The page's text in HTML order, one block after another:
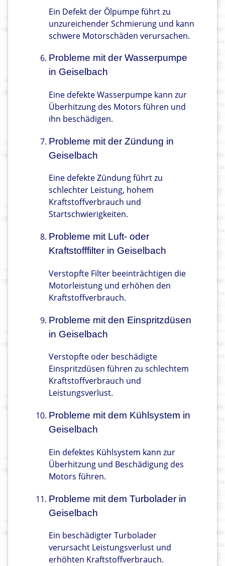
Ein Defekt der Ölpumpe führt zu
unzureichender Schmierung und kann
schwere Motorschäden verursachen.
Probleme mit der Wasserpumpe
in Geiselbach
Eine defekte Wasserpumpe kann zur
Überhitzung des Motors führen und
ihn beschädigen.
Probleme mit der Zündung in
Geiselbach
Eine defekte Zündung führt zu
schlechter Leistung, hohem
Kraftstoffverbrauch und
Startschwierigkeiten.
Probleme mit Luft- oder
Kraftstofffilter in Geiselbach
Verstopfte Filter beeinträchtigen die
Motorleistung und erhöhen den
Kraftstoffverbrauch.
Probleme mit den Einspritzdüsen
in Geiselbach
Verstopfte oder beschädigte
Einspritzdüsen führen zu schlechtem
Kraftstoffverbrauch und
Leistungsverlust.
Probleme mit dem Kühlsystem in
Geiselbach
Ein defektes Kühlsystem kann zur
Überhitzung und Beschädigung des
Motors führen.
Probleme mit dem Turbolader in
Geiselbach
Ein beschädigter Turbolader
verursacht Leistungsverlust und
erhöhten Kraftstoffverbrauch.